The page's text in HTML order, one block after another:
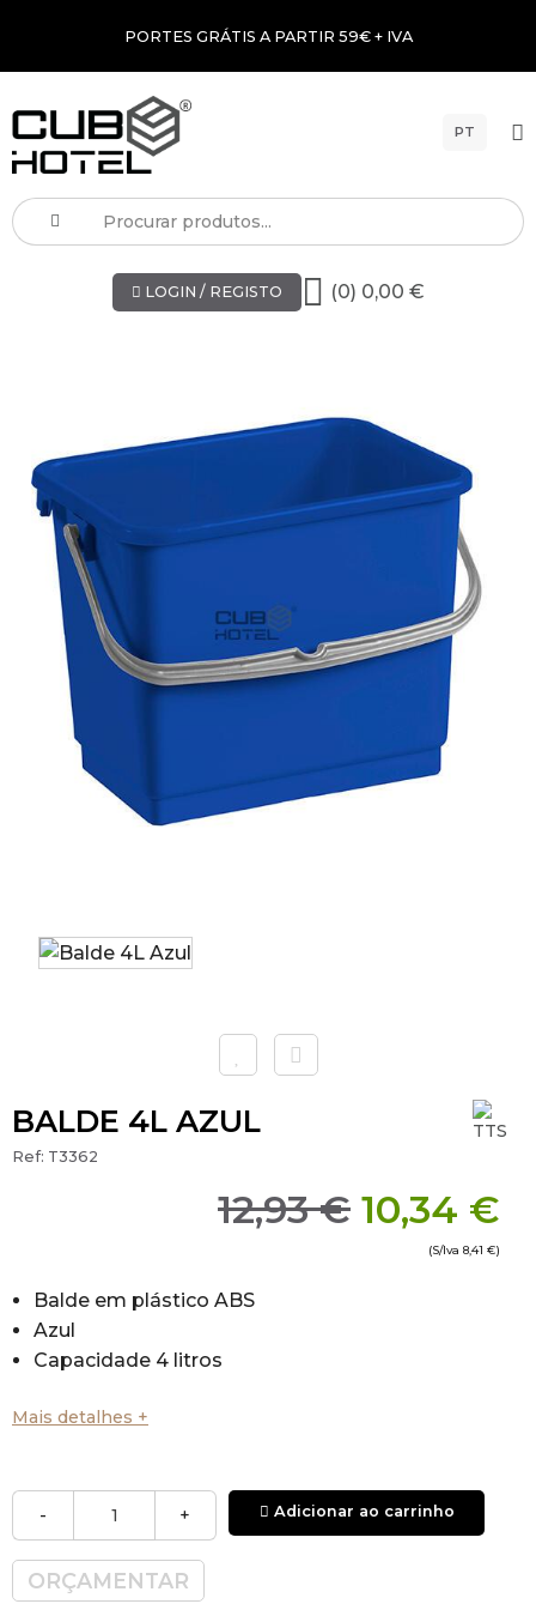
PORTES GRÁTIS A PARTIR 59€ + IVA
PT
LOGIN / REGISTO (0) 0,00 €
BALDE 4L AZUL
Ref: T3362
12,93 € 10,34 €
(S/Iva 8,41 €)
Balde em plástico ABS
Azul
Capacidade 4 litros
Mais detalhes +
- + Adicionar ao carrinho
ORÇAMENTAR